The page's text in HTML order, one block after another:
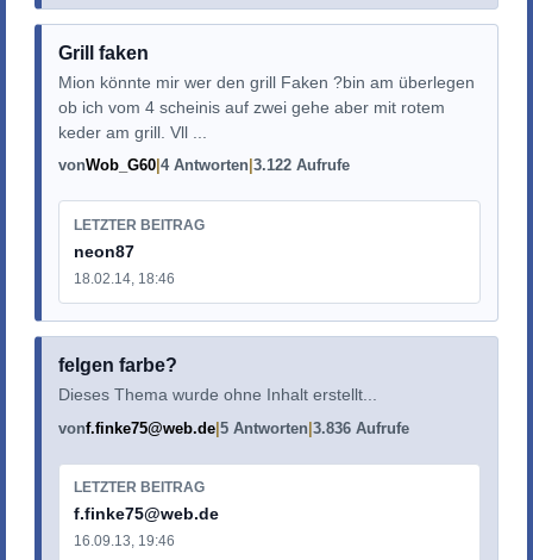
Grill faken
Mion könnte mir wer den grill Faken ?bin am überlegen
ob ich vom 4 scheinis auf zwei gehe aber mit rotem
keder am grill. Vll ...
vonWob_G60 4 Antworten 3.122 Aufrufe
LETZTER BEITRAG
neon87
18.02.14, 18:46
felgen farbe?
Dieses Thema wurde ohne Inhalt erstellt...
vonf.finke75@web.de 5 Antworten 3.836 Aufrufe
LETZTER BEITRAG
f.finke75@web.de
16.09.13, 19:46